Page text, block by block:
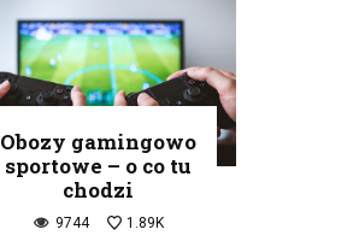
Obozy gamingowo
sportowe – o co tu
chodzi
9744 1.89K